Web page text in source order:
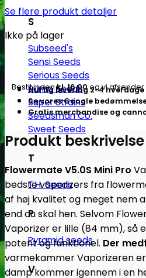
S
Subseed's
Sensi Seeds
Serious Seeds
Sumo Seeds
Super Strains
Seedsman Co.
Sweet Seeds
T
T.H. Seeds
P
Pyramid seeds
V
Se flere produkt detaljer
Ikke på lager
Bestil indenkl. 16.00og vi afsender
Hurtig levering 2-4
Se vores Google
Gratis merchandise og
Produkt beskrivelse
Flowermate V5.0S Mini Pro
bedste vaporizers fra
af høj kvalitet og meget nem
end du skal hen. Selvom
Vaporizer er lille (84 mm), så
potent og funktionel. Der
varmekammerVaporizeren
damp kommer igennem i en